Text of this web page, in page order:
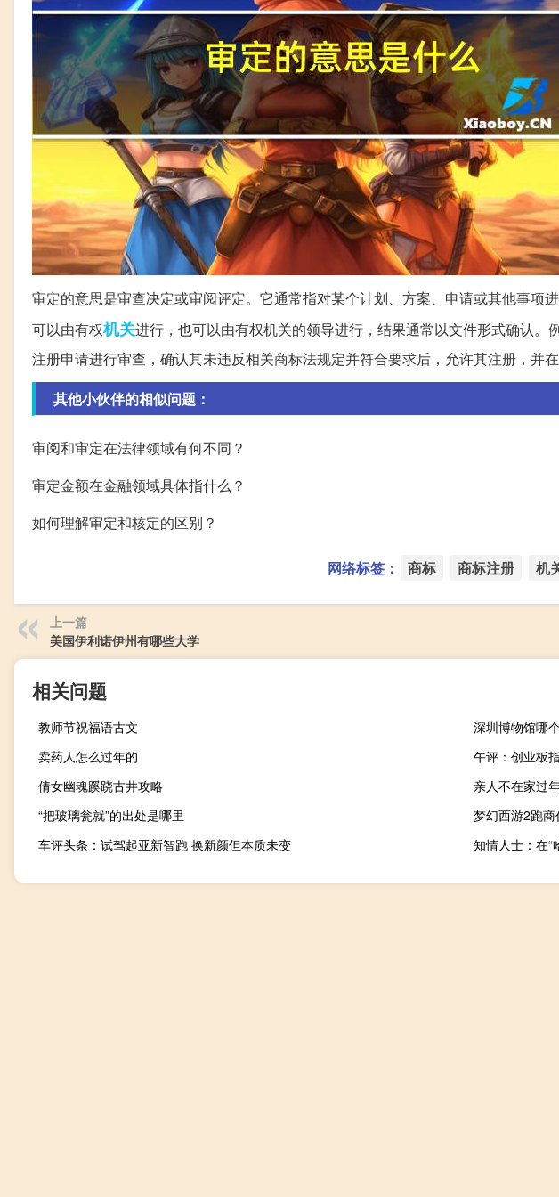
审定的意思是审查决定或审阅评定。它通常指对某个计划、方案、申请或其他事项
可以由有权机关进行，也可以由有权机关的领导进行，结果通常以文件形式确认。
注册申请进行审查，确认其未违反相关商标法规定并符合要求后，允许其注册，并
其他小伙伴的相似问题：
审阅和审定在法律领域有何不同？
审定金额在金融领域具体指什么？
如何理解审定和核定的区别？
网络标签： 商标 商标注册 机
上一篇
美国伊利诺伊州有哪些大学
相关问题
教师节祝福语古文
深圳博物馆哪
卖药人怎么过年的
午评：创业板
倩女幽魂蹊跷古井攻略
亲人不在家过
“把玻璃瓮就”的出处是哪里
梦幻西游2跑商
车评头条：试驾起亚新智跑 换新颜但本质未变
知情人士：在“